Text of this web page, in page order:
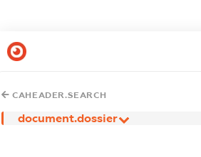
CAHEADER.SEARCH
document.dossier